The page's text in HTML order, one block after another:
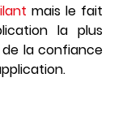
mais le fait
la plus
de la confiance